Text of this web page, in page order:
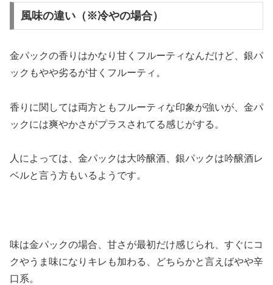
風味の違い（※冷やの場合）
金パックの香りはかなり甘くフルーティなんだけど、銀パ
ックもやや劣るが甘くフルーティ。
香りに関しては両方ともフルーティな印象が強いが、金パ
ックには爽やかさがプラスされてる感じがする。
人によっては、金パックは大吟醸酒、銀パックは吟醸酒レ
ベルと言う方もいるようです。
味は金パックの場合、甘さが最初だけ感じられ、すぐにコ
クやうま味になりキレも加わる、どちらかと言えばやや辛
口系。